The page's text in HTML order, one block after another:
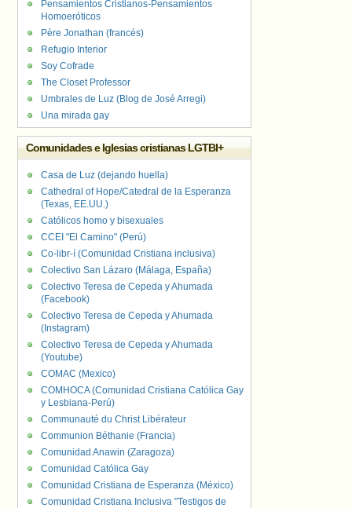
Pensamientos Cristianos-Pensamientos
Homoeróticos
Père Jonathan (francés)
Refugio Interior
Soy Cofrade
The Closet Professor
Umbrales de Luz (Blog de José Arregi)
Una mirada gay
Comunidades e Iglesias cristianas LGTBI+
Casa de Luz (dejando huella)
Cathedral of Hope/Catedral de la Esperanza
(Texas, EE.UU.)
Católicos homo y bisexuales
CCEI "El Camino" (Perú)
Co-libr-í (Comunidad Cristiana inclusiva)
Colectivo San Lázaro (Málaga, España)
Colectivo Teresa de Cepeda y Ahumada
(Facebook)
Colectivo Teresa de Cepeda y Ahumada
(Instagram)
Colectivo Teresa de Cepeda y Ahumada
(Youtube)
COMAC (Mexico)
COMHOCA (Comunidad Cristiana Católica Gay
y Lesbiana-Perú)
Communauté du Christ Libérateur
Communion Béthanie (Francia)
Comunidad Anawin (Zaragoza)
Comunidad Católica Gay
Comunidad Cristiana de Esperanza (México)
Comunidad Cristiana Inclusiva "Testigos de